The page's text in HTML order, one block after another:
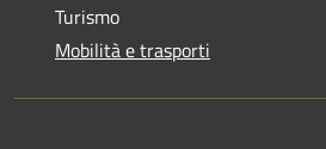
Turismo
Mobilità e trasporti